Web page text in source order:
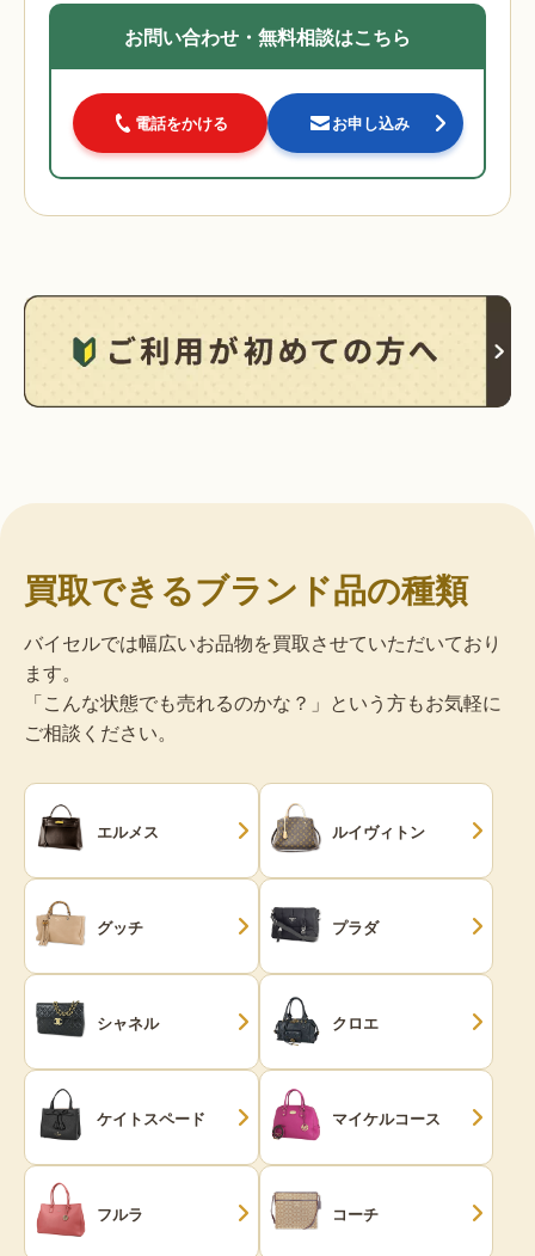
お問い合わせ・無料相談はこちら
電話をかける お申し込み
買取できるブランド品の種類
バイセルでは幅広いお品物を買取させていただいており
ます。
「こんな状態でも売れるのかな？」という方もお気軽に
ご相談ください。
エルメス ルイヴィトン
グッチ プラダ
シャネル クロエ
ケイトスペード マイケルコース
フルラ コーチ